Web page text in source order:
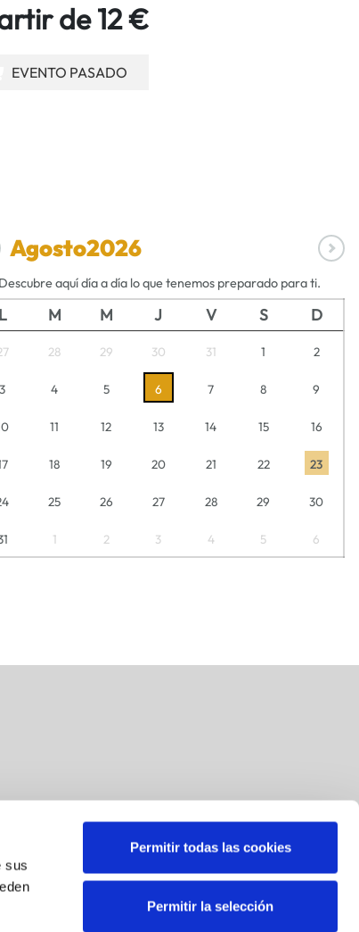
sus
Permitir todas las cookies
Permitir la selección
de 12 €
EVENTO PASADO
Agosto2026
Descubre aquí día a día lo que tenemos preparado para ti.
L M M J V S D
28 29 30 31 1 2
3 4 5 6 7 8 9
11 12 13 14 15 16
18 19 20 21 22 23
25 26 27 28 29 30
1 2 3 4 5 6
a nuestra newsletter
*